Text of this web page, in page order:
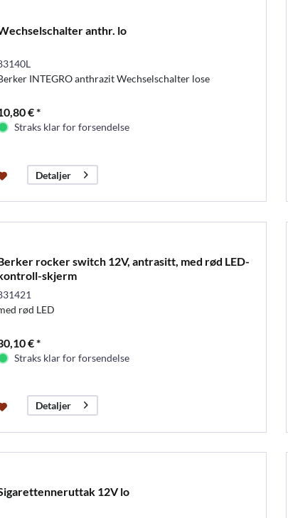
anthr. lo
INTEGRO anthrazit Wechselschalter lose
€ *
Straks klar for forsendelse
Detaljer
rocker switch 12V, antrasitt, med rød LED-
skjerm
rød LED
€ *
Straks klar for forsendelse
Detaljer
12V lo